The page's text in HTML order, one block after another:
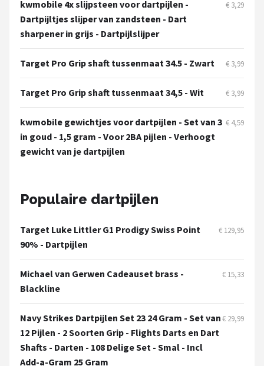
kwmobile 4x slijpsteen voor dartpijlen -
Dartpijltjes slijper van zandsteen - Dart
sharpener in grijs - Dartpijlslijper
€ 3,29
Target Pro Grip shaft tussenmaat 34.5 - Zwart € 3,99
Target Pro Grip shaft tussenmaat 34,5 - Wit € 3,99
kwmobile gewichtjes voor dartpijlen - Set van 3
in goud - 1,5 gram - Voor 2BA pijlen - Verhoogt
gewicht van je dartpijlen
€ 4,59
Populaire dartpijlen
Target Luke Littler G1 Prodigy Swiss Point
90% - Dartpijlen
€ 129,95
Michael van Gerwen Cadeauset brass -
Blackline
€ 15,33
Navy Strikes Dartpijlen Set 23 24 Gram - Set van
12 Pijlen - 2 Soorten Grip - Flights Darts en Dart
Shafts - Darten - 108 Delige Set - Smal - Incl
Add-a-Gram 25 Gram
€ 29,99